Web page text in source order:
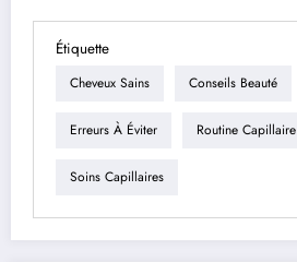
Étiquette
Cheveux Sains Conseils Beauté
Erreurs À Éviter Routine Capillaire
Soins Capillaires